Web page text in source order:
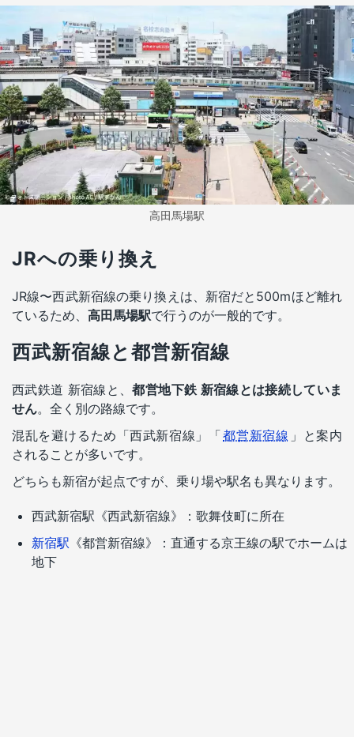
高田馬場駅
JRへの乗り換え
JR線〜西武新宿線の乗り換えは、新宿だと500mほど離れ
ているため、 高田馬場駅で行うのが一般的です。
西武新宿線と都営新宿線
西武鉄道 新宿線と、都営地下鉄 新宿線とは接続していま
せん。全く別の路線です。
混乱を避けるため「西武新宿線」「都営新宿線 」と案内
されることが多いです。
どちらも新宿が起点ですが、乗り場や駅名も異なります。
西武新宿駅《西武新宿線》：歌舞伎町に所在
新宿駅 《都営新宿線》：直通する京王線の駅でホームは
地下